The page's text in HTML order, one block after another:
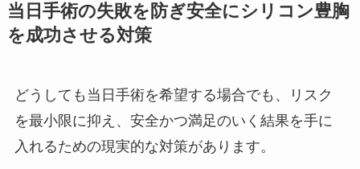
当日手術の失敗を防ぎ安全にシリコン豊胸
を成功させる対策
どうしても当日手術を希望する場合でも、リスク
を最小限に抑え、安全かつ満足のいく結果を手に
入れるための現実的な対策があります。